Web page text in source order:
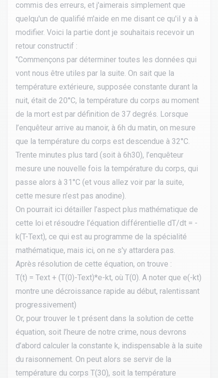
commis des erreurs, et j'aimerais simplement que
quelqu'un de qualifié m'aide en me disant ce qu'il y a à
modifier. Voici la partie dont je souhaitais recevoir un
retour constructif :
"Commençons par déterminer toutes les données qui
vont nous être utiles par la suite. On sait que la
température extérieure, supposée constante durant la
nuit, était de 20°C, la température du corps au moment
de la mort est par définition de 37 degrés. Lorsque
l’enquêteur arrive au manoir, à 6h du matin, on mesure
que la température du corps est descendue à 32°C.
Trente minutes plus tard (soit à 6h30), l’enquêteur
mesure une nouvelle fois la température du corps, qui
passe alors à 31°C (et vous allez voir par la suite,
cette mesure n’est pas anodine).
On pourrait ici détailler l’aspect plus mathématique de
cette loi et résoudre l’équation différentielle dT/dt = -
k(T-Text), ce qui est au programme de la spécialité
mathématique, mais ici, on ne s'y attardera pas.
Après résolution de cette équation, on trouve :
T(t) = Text + (T(0)-Text)*e-kt, où T(0). A noter que e(-kt)
montre une décroissance rapide au début, ralentissant
progressivement)
Or, pour trouver le t présent dans la solution de cette
équation, soit l’heure de notre crime, nous devrons
d’abord calculer la constante k, indispensable à la suite
du raisonnement. On peut alors se servir de la
température du corps T(30), soit la température